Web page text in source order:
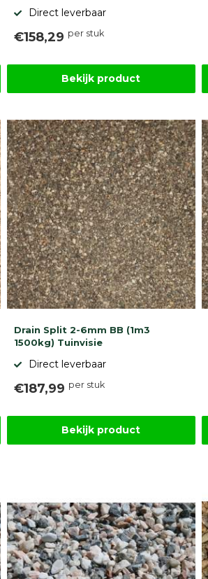
Direct leverbaar
€158,29 per stuk
Bekijk product
Drain Split 2-6mm BB (1m3
1500kg) Tuinvisie
Direct leverbaar
€187,99 per stuk
Bekijk product